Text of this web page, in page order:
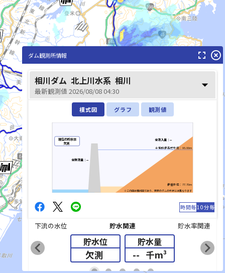
list_alt
ダム観測所情報 fullscreen highlight_off
相川ダム 北上川水系 相川
最新観測値 2026/08/08 04:30 arrow_drop_down
模式図 グラフ 観測値
※この図は模式図であり、実際のダムの形状とは異なります
平常時最高貯水位：95.00m
最低水位：77.70m
現在の貯水位
欠測
全流入量：--
全放流量：--
時間毎10分毎
下流の水位 貯水関連 貯水率関連
貯水位
欠測
貯水量
-- 千m³
chevron_left chevron_right